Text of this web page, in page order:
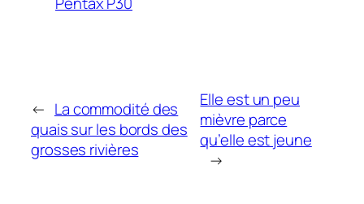
← La commodité des
quais sur les bords des
grosses rivières
Elle est un peu
mièvre parce
qu’elle est jeune
→